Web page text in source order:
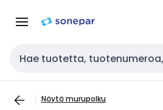
navigointiinsisältöön
Haku
Näytä murupolku